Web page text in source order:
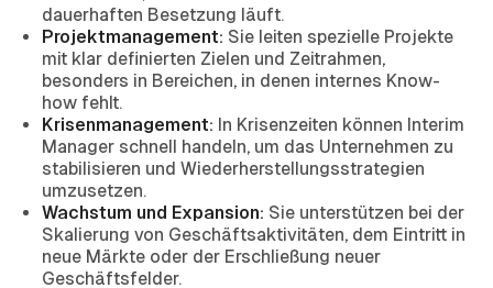
dauerhaften Besetzung läuft.
Projektmanagement: Sie leiten spezielle Projekte
mit klar definierten Zielen und Zeitrahmen,
besonders in Bereichen, in denen internes Know-
how fehlt.
Krisenmanagement: In Krisenzeiten können Interim
Manager schnell handeln, um das Unternehmen zu
stabilisieren und Wiederherstellungsstrategien
umzusetzen.
Wachstum und Expansion: Sie unterstützen bei der
Skalierung von Geschäftsaktivitäten, dem Eintritt in
neue Märkte oder der Erschließung neuer
Geschäftsfelder.